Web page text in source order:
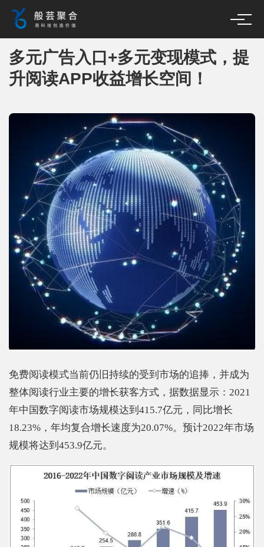
多元广告入口+多元变现模式，提
升阅读APP收益增长空间！
免费阅读模式当前仍旧持续的受到市场的追捧，并成为
整体阅读行业主要的增长获客方式，据数据显示：2021
年中国数字阅读市场规模达到415.7亿元，同比增长
18.23%，年均复合增长速度为20.07%。预计2022年市场
规模将达到453.9亿元。